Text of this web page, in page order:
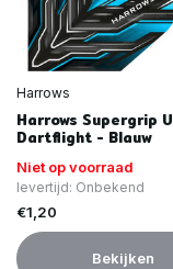
Harrows
Harrows Supergrip
Dartflight - Blauw
Niet op voorraad
levertijd: Onbekend
€1,20
Bekijken